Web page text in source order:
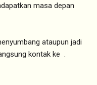
masa depan
ataupun jadi
kontak ke .